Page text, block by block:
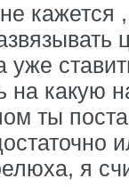
кажется
уже
какую
ты
я